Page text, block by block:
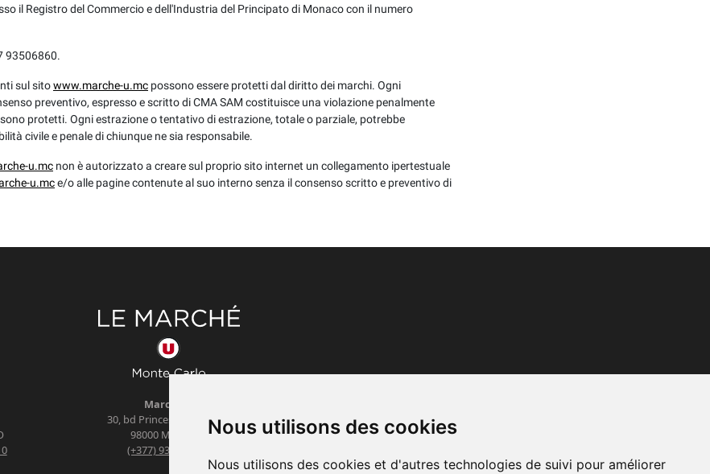
Nous utilisons des cookies
Nous utilisons des cookies et d'autres technologies de suivi pour améliorer
il Registro del Commercio e dell'Industria del Principato di Monaco con il numero
93506860.
sul sitowww.marche-u.mc possono essere protetti dal diritto dei marchi. Ogni
preventivo, espresso e scritto di CMA SAM costituisce una violazione penalmente
protetti. Ogni estrazione o tentativo di estrazione, totale o parziale, potrebbe
civile e penale di chiunque ne sia responsabile.
u.mc non è autorizzato a creare sul proprio sito internet un collegamento ipertestuale
u.mce/o alle pagine contenute al suo interno senza il consenso scritto e preventivo di
Marché U
30, bd Princesse Charlotte
98000 MONACO
(+377) 93 50 68 60
dal lunedì al sabato